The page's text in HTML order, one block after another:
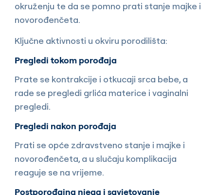
okruženju te da se pomno prati stanje majke i
novorođenčeta.
Ključne aktivnosti u okviru porodilišta:
Pregledi tokom porođaja
Prate se kontrakcije i otkucaji srca bebe, a
rade se pregledi grlića materice i vaginalni
pregledi.
Pregledi nakon porođaja
Prati se opće zdravstveno stanje i majke i
novorođenčeta, a u slučaju komplikacija
reaguje se na vrijeme.
Postporođajna njega i savjetovanje